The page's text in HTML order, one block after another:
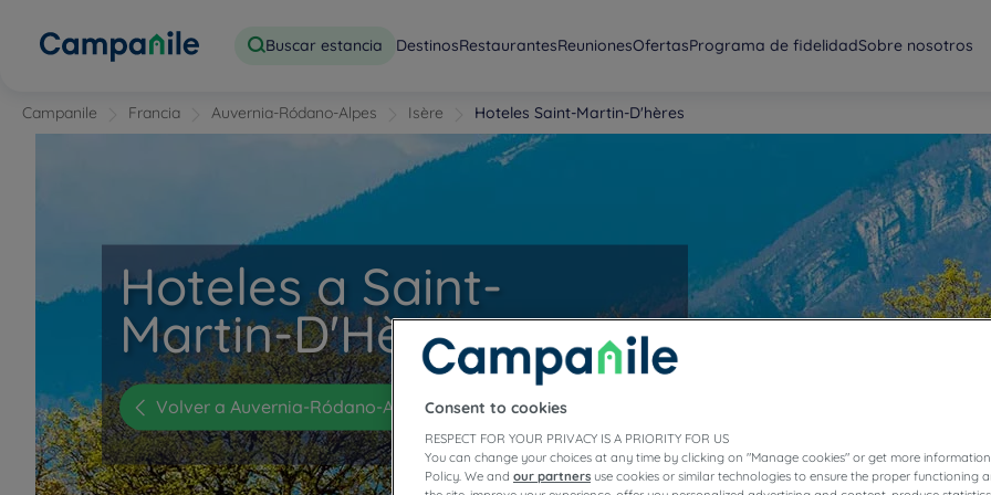
Buscar estancia DestinosRestaurantesReunionesOfertasPrograma de fidelidadSobre nosotros
Campanile Francia Auvernia-Ródano-Alpes Isère Hoteles Saint-Martin-D'hères
Hoteles a Saint-
Martin-D'Hères
Volver a Auvernia-Ródano-AlpesConsent to cookies
RESPECT FOR YOUR PRIVACY IS A PRIORITY FOR US
You can change your choices at any time by clicking on "Manage cookies" or get more
Policy. We and our partners use cookies or similar technologies to ensure the proper functioning